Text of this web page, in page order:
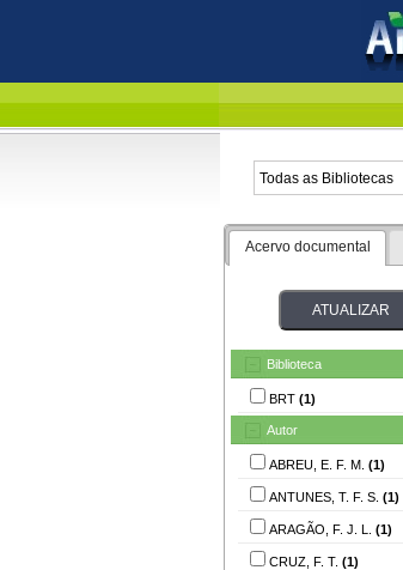
Acervo documental
Biblioteca
BRT (1)
Autor
ABREU, E. F. M. (1)
ANTUNES, T. F. S. (1)
ARAGÃO, F. J. L. (1)
CRUZ, F. T. (1)